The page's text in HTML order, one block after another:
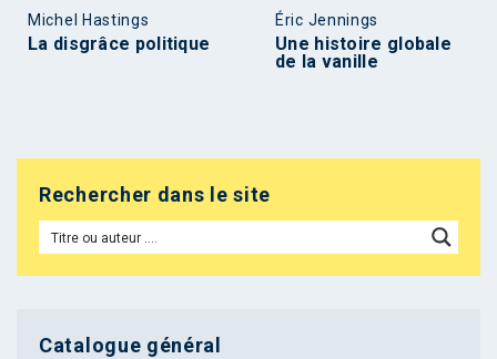
Michel Hastings
La disgrâce politique
Éric Jennings
Une histoire globale
de la vanille
Rechercher dans le site
Catalogue général